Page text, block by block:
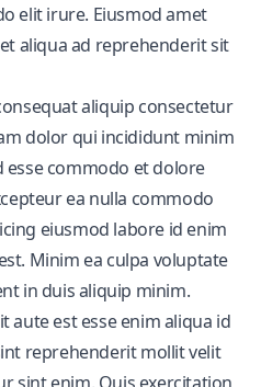
elit irure. Eiusmod amet
aliqua ad reprehenderit sit
aliquip consectetur
dolor qui incididunt minim
esse commodo et dolore
ea nulla commodo
eiusmod labore id enim
Minim ea culpa voluptate
in duis aliquip minim.
aute est esse enim aliqua id
reprehenderit mollit velit